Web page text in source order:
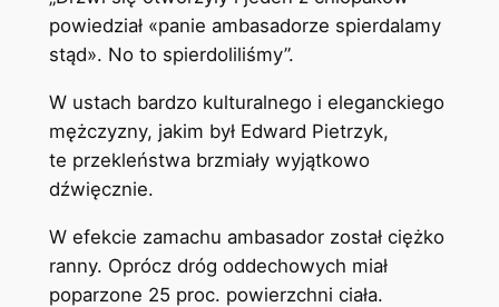
powiedział «panie ambasadorze spierdalamy
stąd». No to spierdoliliśmy”.
W ustach bardzo kulturalnego i eleganckiego
mężczyzny, jakim był Edward Pietrzyk,
te przekleństwa brzmiały wyjątkowo
dźwięcznie.
W efekcie zamachu ambasador został ciężko
ranny. Oprócz dróg oddechowych miał
poparzone 25 proc. powierzchni ciała.